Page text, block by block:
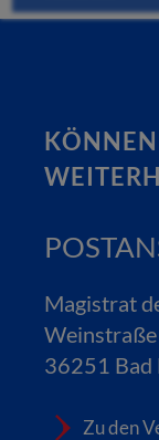
Magistrat
36251 Bad
Zu den